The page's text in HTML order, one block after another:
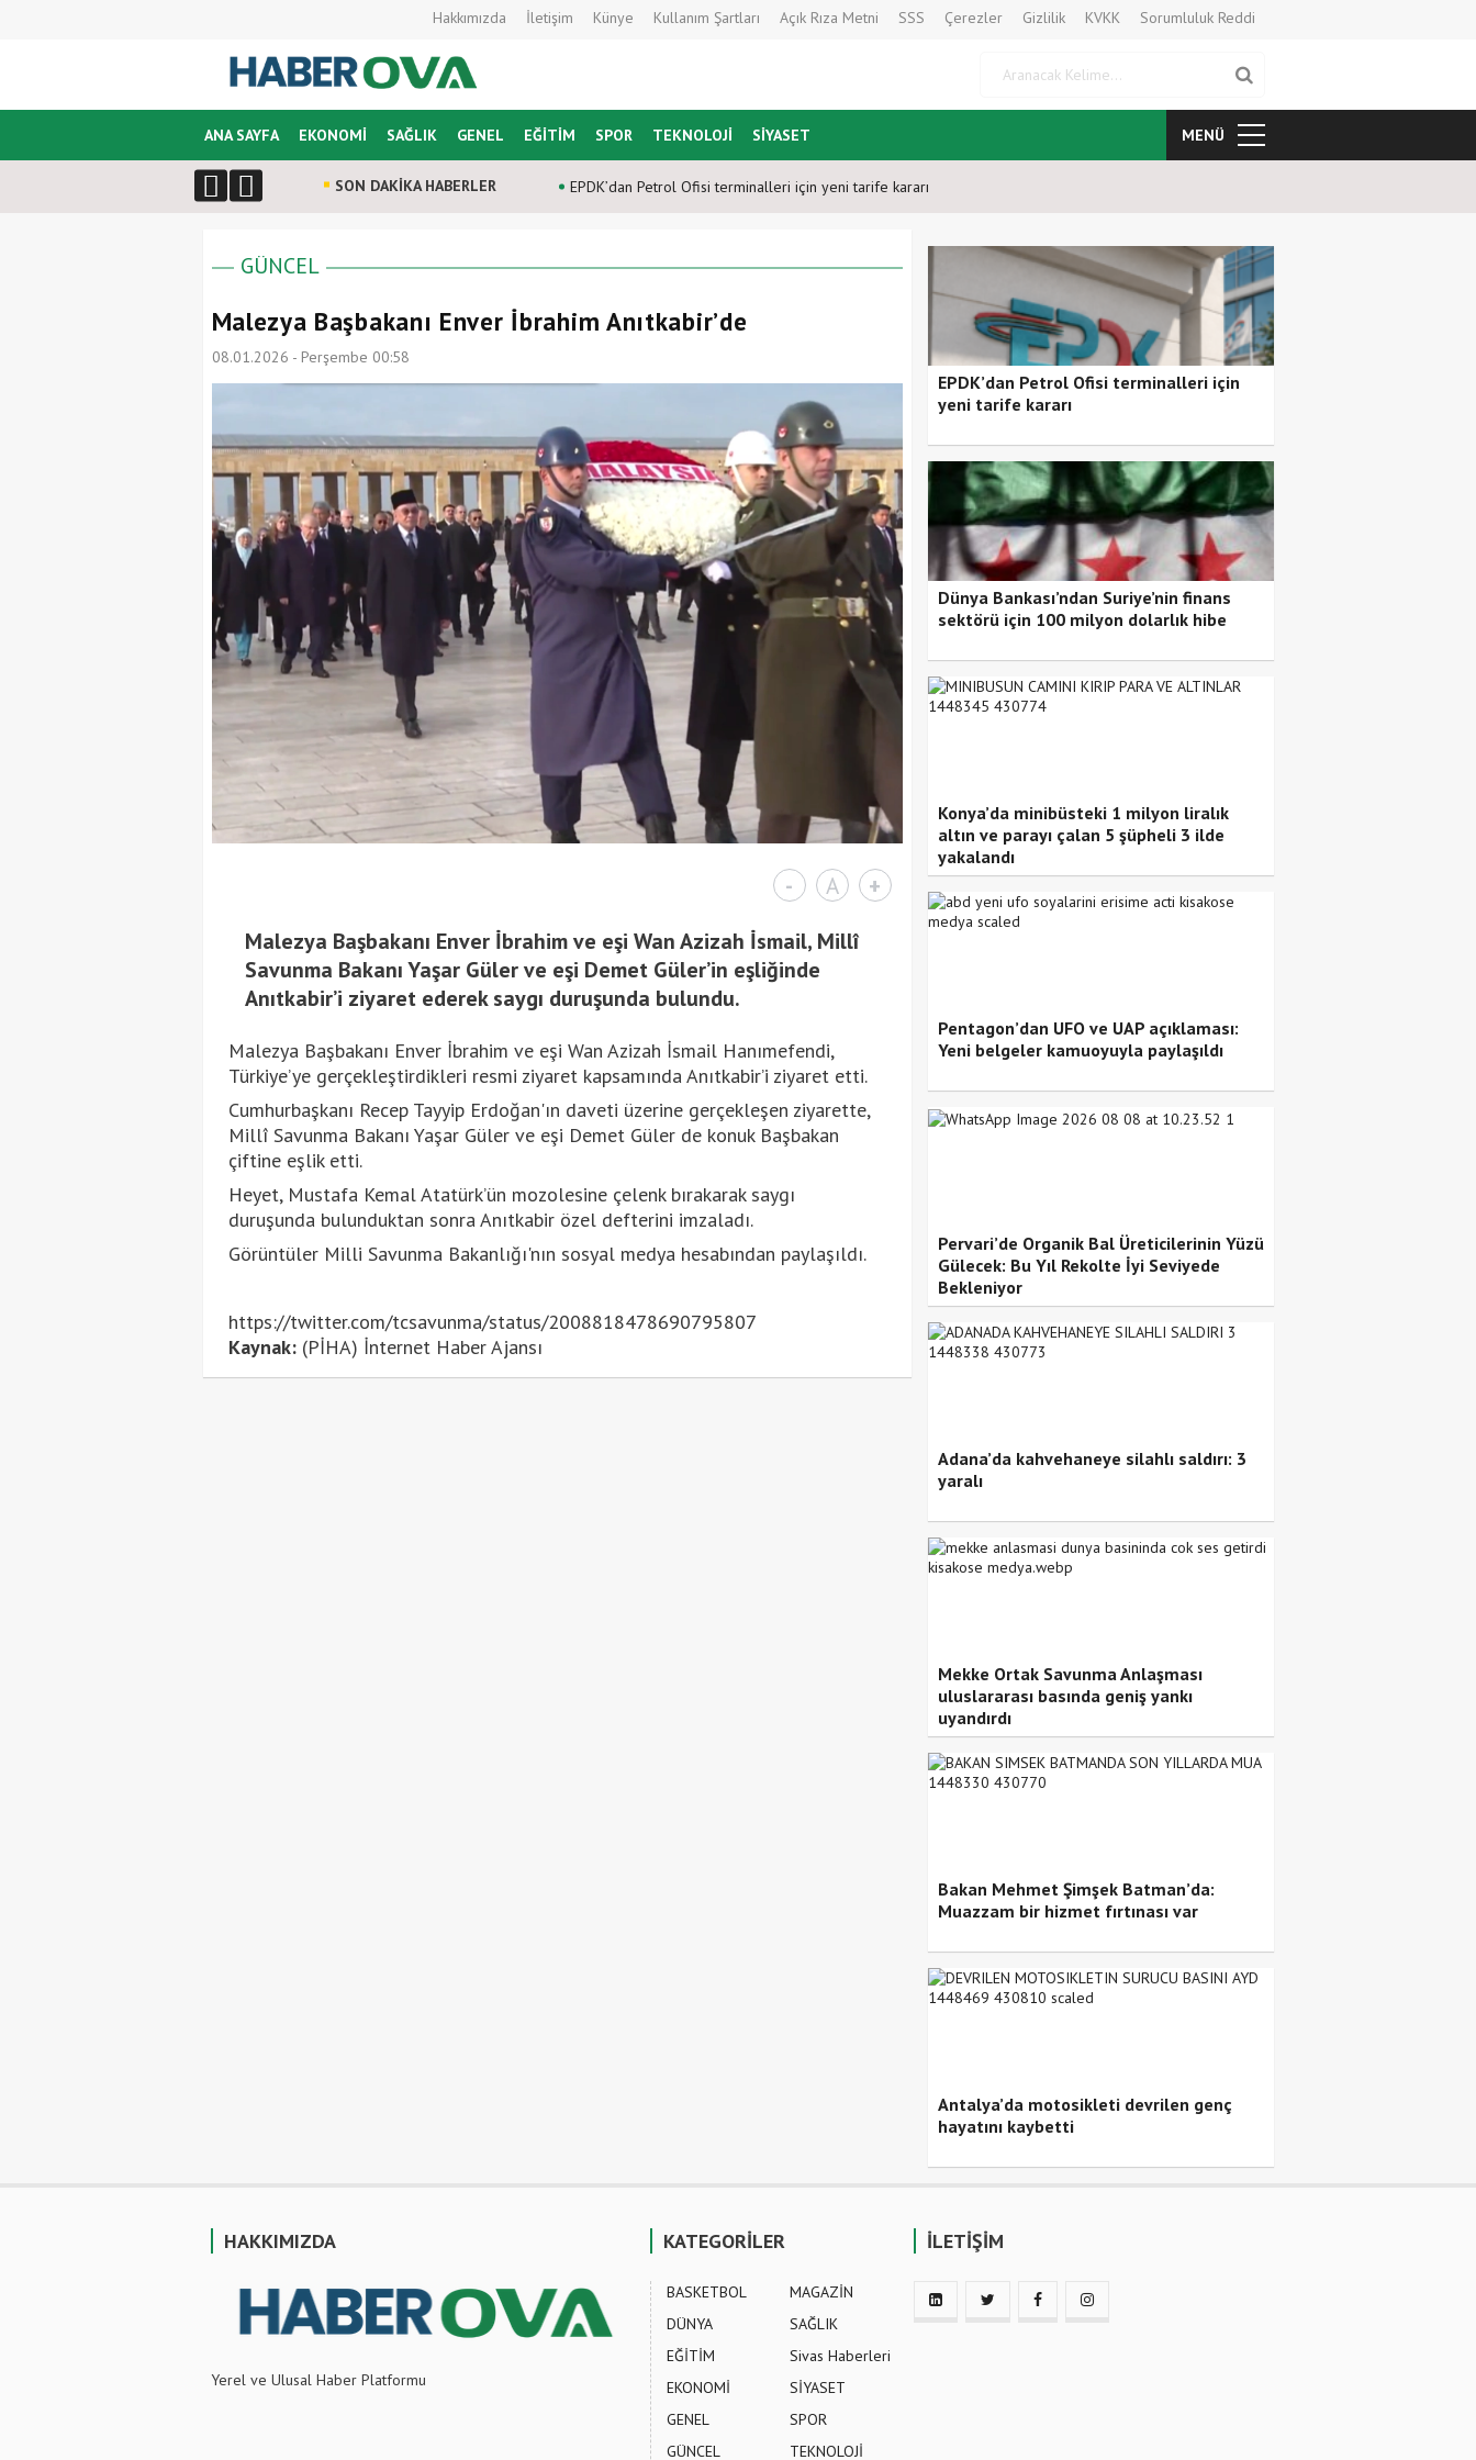
Hakkımızda İletişim Künye Kullanım Şartları Açık Rıza Metni SSS Çerezler Gizlilik KVKK Sorumluluk Reddi
ANA SAYFA EKONOMİ SAĞLIK GENEL EĞİTİM SPOR TEKNOLOJİ SİYASET MENÜ
SON DAKİKA HABERLER EPDK’dan Petrol Ofisi terminalleri için yeni tarife kararı
GÜNCEL
Malezya Başbakanı Enver İbrahim Anıtkabir’de
08.01.2026 - Perşembe 00:58
- A +
Malezya Başbakanı Enver İbrahim ve eşi Wan Azizah İsmail, Millî
Savunma Bakanı Yaşar Güler ve eşi Demet Güler’in eşliğinde
Anıtkabir’i ziyaret ederek saygı duruşunda bulundu.
Malezya Başbakanı Enver İbrahim ve eşi Wan Azizah İsmail Hanımefendi,
Türkiye’ye gerçekleştirdikleri resmi ziyaret kapsamında Anıtkabir’i ziyaret etti.
Cumhurbaşkanı Recep Tayyip Erdoğan'ın daveti üzerine gerçekleşen ziyarette,
Millî Savunma Bakanı Yaşar Güler ve eşi Demet Güler de konuk Başbakan
çiftine eşlik etti.
Heyet, Mustafa Kemal Atatürk’ün mozolesine çelenk bırakarak saygı
duruşunda bulunduktan sonra Anıtkabir özel defterini imzaladı.
Görüntüler Milli Savunma Bakanlığı'nın sosyal medya hesabından paylaşıldı.
https://twitter.com/tcsavunma/status/2008818478690795807
Kaynak:(PİHA) İnternet Haber Ajansı
EPDK’dan Petrol Ofisi terminalleri için
yeni tarife kararı
Dünya Bankası’ndan Suriye’nin finans
sektörü için 100 milyon dolarlık hibe
Konya’da minibüsteki 1 milyon liralık
altın ve parayı çalan 5 şüpheli 3 ilde
yakalandı
Pentagon’dan UFO ve UAP açıklaması:
Yeni belgeler kamuoyuyla paylaşıldı
Pervari’de Organik Bal Üreticilerinin Yüzü
Gülecek: Bu Yıl Rekolte İyi Seviyede
Bekleniyor
Adana’da kahvehaneye silahlı saldırı: 3
yaralı
Mekke Ortak Savunma Anlaşması
uluslararası basında geniş yankı
uyandırdı
Bakan Mehmet Şimşek Batman’da:
Muazzam bir hizmet fırtınası var
Antalya’da motosikleti devrilen genç
hayatını kaybetti
HAKKIMIZDA
Yerel ve Ulusal Haber Platformu
KATEGORİLER
BASKETBOL
DÜNYA
EĞİTİM
EKONOMİ
GENEL
GÜNCEL
MAGAZİN
SAĞLIK
Sivas Haberleri
SİYASET
SPOR
TEKNOLOJİ
İLETİŞİM